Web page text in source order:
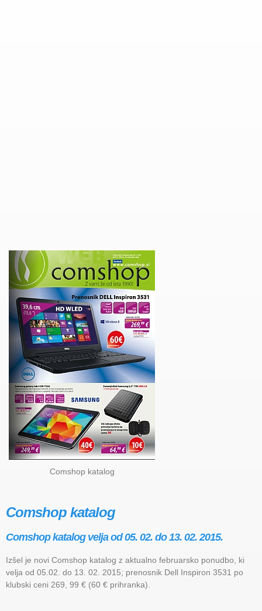
Comshop katalog
Comshop katalog
Comshop katalog velja od 05. 02. do 13. 02. 2015.
Izšel je novi Comshop katalog z aktualno februarsko ponudbo, ki
velja od 05.02. do 13. 02. 2015; prenosnik Dell Inspiron 3531 po
klubski ceni 269, 99 € (60 € prihranka).